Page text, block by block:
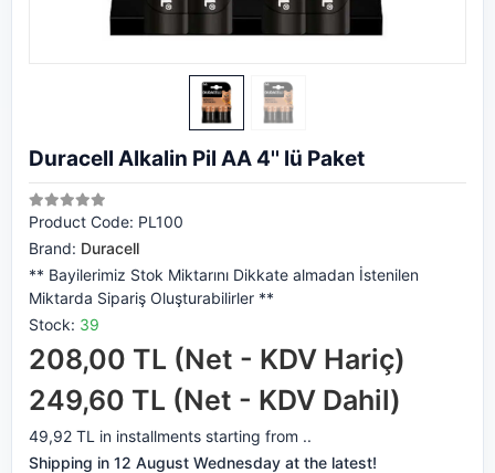
Duracell Alkalin Pil AA 4'' lü Paket
Product Code: PL100
Brand: Duracell
** Bayilerimiz Stok Miktarını Dikkate almadan İstenilen
Miktarda Sipariş Oluşturabilirler **
Stock: 39
208,00 TL (Net - KDV Hariç)
249,60 TL (Net - KDV Dahil)
49,92 TL in installments starting from ..
Shipping in 12 August Wednesday at the latest!